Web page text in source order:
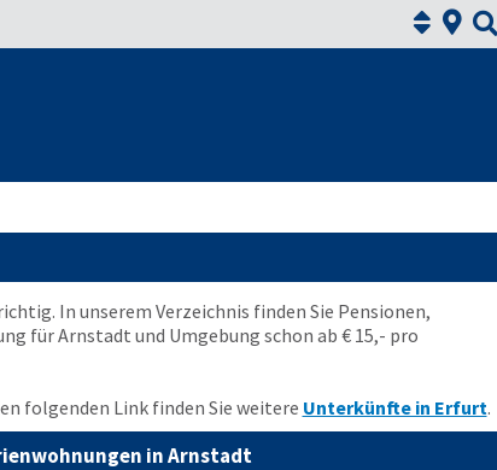
 

In unserem Verzeichnis finden Sie Pensionen,
für Arnstadt und Umgebung schon ab € 15,- pro
folgenden Link finden Sie weitere Unterkünfte in Erfurt.
in Arnstadt